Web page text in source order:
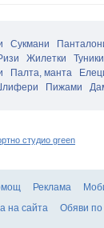
Сукмани
Жилетки Туники
Палта, манта
Пижами
студио green
Реклама
на сайта Обяви по